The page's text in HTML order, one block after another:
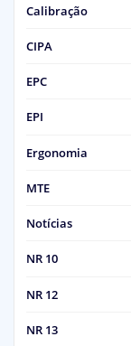
Calibração
CIPA
EPC
EPI
Ergonomia
MTE
Notícias
NR 10
NR 12
NR 13